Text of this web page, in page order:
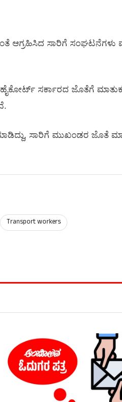
ಆಗ್ರಹಿಸಿದ ಸಾರಿಗೆ ಸಂಘಟನೆಗಳು
ಸರ್ಕಾರದ ಜೊತೆಗೆ
ಸಾರಿಗೆ ಮುಖಂಡರ ಜೊತೆ
Transport workers